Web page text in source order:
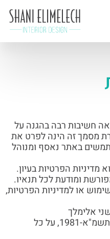
חשיבות רבה בהגנה על
מסמך זה הינה לפרט את
באתר נאסף ומנוהל
הפרטיות בעיון.
ומודעת לכל תנאיו.
או למדיניות הפרטיות,
אלימלך
"החוק" – חוק הגנת הפרטיות, התשמ"א-1981, על כל